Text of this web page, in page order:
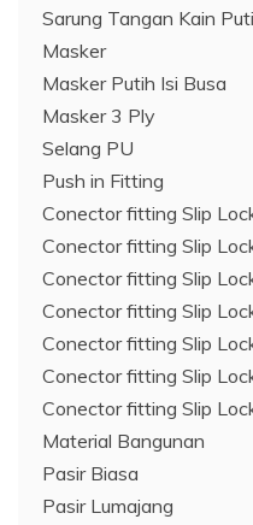
Sarung Tangan Kain
Masker
Masker Putih Isi Busa
Masker 3 Ply
Selang PU
Push in Fitting
Conector fitting Slip
Conector fitting Slip
Conector fitting Slip
Conector fitting Slip
Conector fitting Slip
Conector fitting Slip
Conector fitting Slip
Material Bangunan
Pasir Biasa
Pasir Lumajang